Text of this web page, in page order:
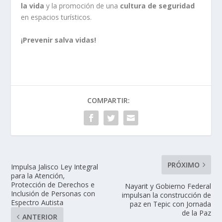
la vida y la promoción de una cultura de seguridad
en espacios turísticos.
¡Prevenir salva vidas!
COMPARTIR:
Impulsa Jalisco Ley Integral
para la Atención,
Protección de Derechos e
Inclusión de Personas con
Espectro Autista
ANTERIOR
PRÓXIMO
Nayarit y Gobierno Federal
impulsan la construcción de
paz en Tepic con Jornada
de la Paz